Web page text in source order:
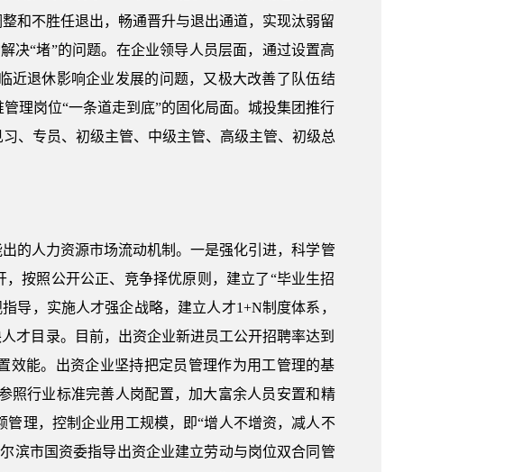
和不胜任退出，畅通晋升与退出通道，实现汰弱留
决“堵”的问题。在企业领导人员层面，通过设置高
近退休影响企业发展的问题，又极大改善了队伍结
理岗位“一条道走到底”的固化局面。城投集团推行
、专员、初级主管、中级主管、高级主管、初级总
的人力资源市场流动机制。一是强化引进，科学管
按照公开公正、竞争择优原则，建立了“毕业生招
导，实施人才强企战略，建立人才1+N制度体系，
才目录。目前，出资企业新进员工公开招聘率达到
效能。出资企业坚持把定员管理作为用工管理的基
照行业标准完善人岗配置，加大富余人员安置和精
理，控制企业用工规模，即“增人不增资，减人不
滨市国资委指导出资企业建立劳动与岗位双合同管